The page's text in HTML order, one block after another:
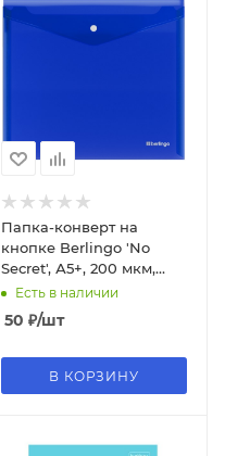
Папка-конверт на
кнопке Berlingo 'No
Secret', А5+, 200 мкм,
синяя, EFb_05002
Есть в наличии
50 ₽/шт
В КОРЗИНУ